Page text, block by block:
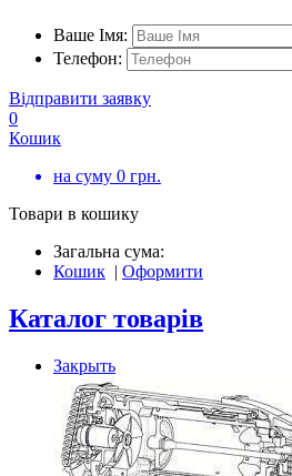
Ваше Імя:
Телефон:
Відправити заявку
0
Кошик
на суму 0 грн.
Товари в кошику
Загальна сума:
Кошик | Оформити
Каталог товарів
Закрыть